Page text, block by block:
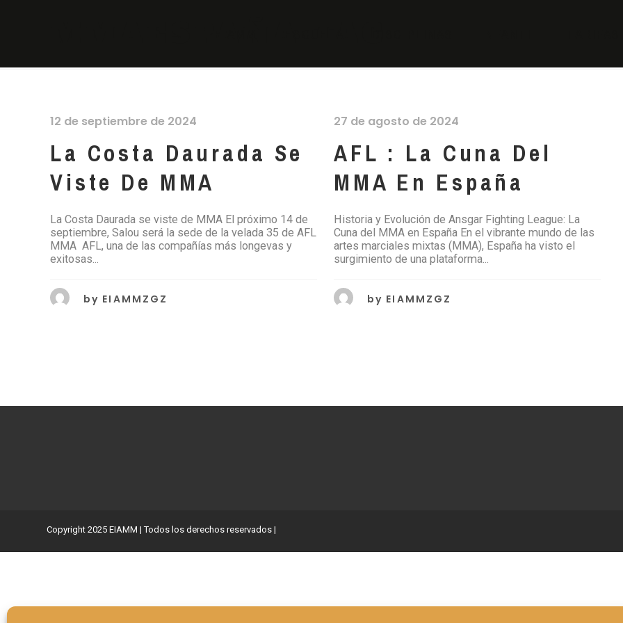
12 de septiembre de 2024
La Costa Daurada Se
Viste De MMA
La Costa Daurada se viste de MMA El próximo 14 de
septiembre, Salou será la sede de la velada 35 de AFL
MMA AFL, una de las compañías más longevas y
exitosas...
by EIAMMZGZ
27 de agosto de 2024
AFL : La Cuna Del
MMA En España
Historia y Evolución de Ansgar Fighting League: La
Cuna del MMA en España En el vibrante mundo de las
artes marciales mixtas (MMA), España ha visto el
surgimiento de una plataforma...
by EIAMMZGZ
Copyright 2025 EIAMM | Todos los derechos reservados |